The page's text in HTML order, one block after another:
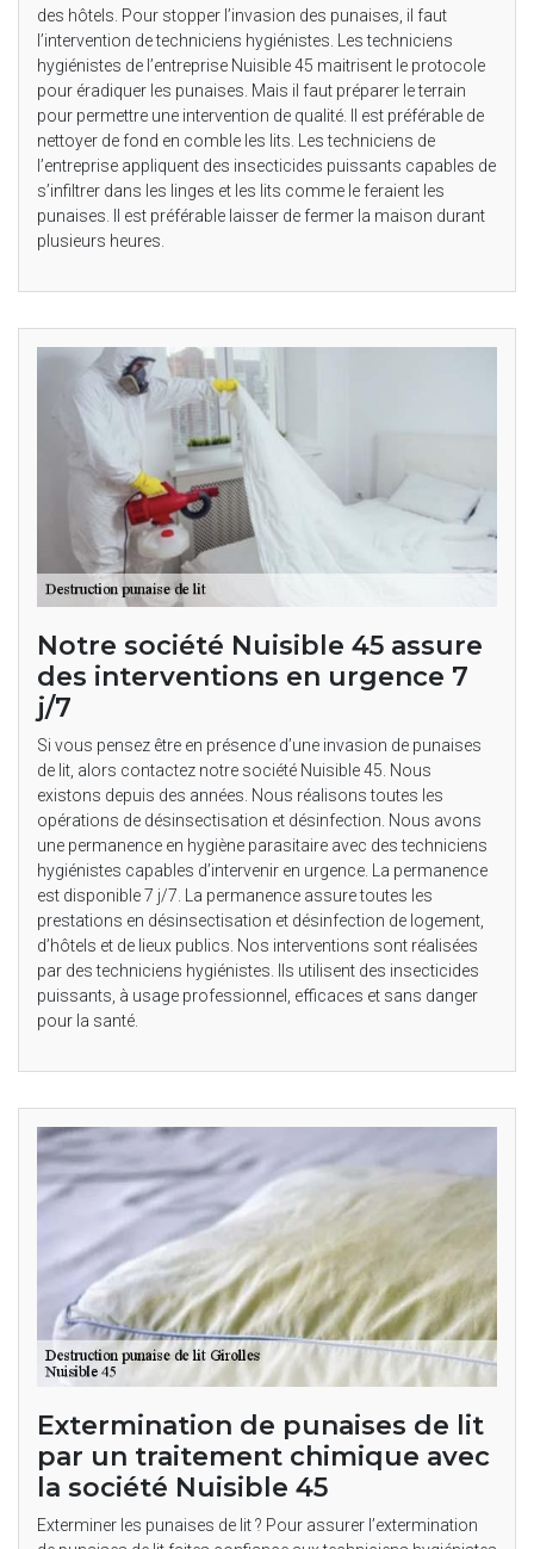
des hôtels. Pour stopper l’invasion des punaises, il faut
l’intervention de techniciens hygiénistes. Les techniciens
hygiénistes de l’entreprise Nuisible 45 maitrisent le protocole
pour éradiquer les punaises. Mais il faut préparer le terrain
pour permettre une intervention de qualité. Il est préférable de
nettoyer de fond en comble les lits. Les techniciens de
l’entreprise appliquent des insecticides puissants capables de
s’infiltrer dans les linges et les lits comme le feraient les
punaises. Il est préférable laisser de fermer la maison durant
plusieurs heures.
Notre société Nuisible 45 assure
des interventions en urgence 7
j/7
Si vous pensez être en présence d’une invasion de punaises
de lit, alors contactez notre société Nuisible 45. Nous
existons depuis des années. Nous réalisons toutes les
opérations de désinsectisation et désinfection. Nous avons
une permanence en hygiène parasitaire avec des techniciens
hygiénistes capables d’intervenir en urgence. La permanence
est disponible 7 j/7. La permanence assure toutes les
prestations en désinsectisation et désinfection de logement,
d’hôtels et de lieux publics. Nos interventions sont réalisées
par des techniciens hygiénistes. Ils utilisent des insecticides
puissants, à usage professionnel, efficaces et sans danger
pour la santé.
Extermination de punaises de lit
par un traitement chimique avec
la société Nuisible 45
Exterminer les punaises de lit ? Pour assurer l’extermination